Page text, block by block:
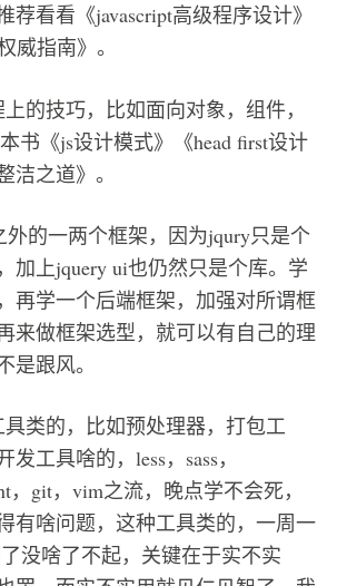
荐看看《javascript高级程序设计》
威指南》。
的技巧，比如面向对象，组件，
书《js设计模式》《head first设计
洁之道》。
外的一两个框架，因为jqury只是个
加上jquery ui也仍然只是个库。学
再学一个后端框架，加强对所谓框
来做框架选型，就可以有自己的理
是跟风。
类的，比如预处理器，打包工
工具啥的，less，sass，
，git，vim之流，晚点学不会死，
有啥问题，这种工具类的，一周一
没啥了不起，关键在于实不实